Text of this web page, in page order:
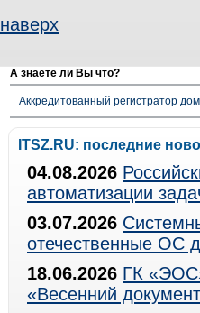
наверх
А знаете ли Вы что?
Аккредитованный регистратор
ITSZ.RU: последние
04.08.2026
автоматизации
03.07.2026
отечественные ОС
18.06.2026 ГК
«Весенний